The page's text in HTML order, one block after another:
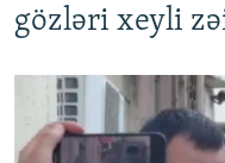
gözləri xeyli